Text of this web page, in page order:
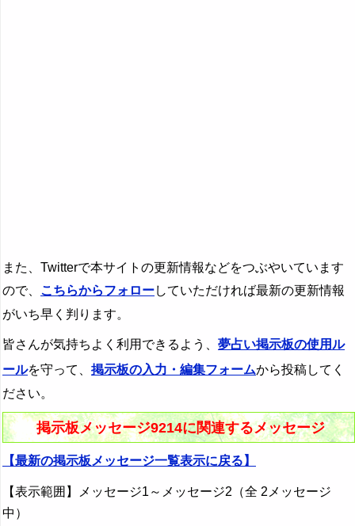
また、Twitterで本サイトの更新情報などをつぶやいています
ので、 こちらからフォローしていただければ最新の更新情報
がいち早く判ります。
皆さんが気持ちよく利用できるよう、 夢占い掲示板の使用ル
ールを守って、 掲示板の入力・編集フォームから投稿してく
ださい。
掲示板メッセージ9214に関連するメッセージ
【最新の掲示板メッセージ一覧表示に戻る】
【表示範囲】メッセージ1～メッセージ2（全 2メッセージ
中）